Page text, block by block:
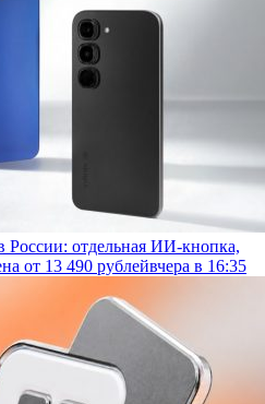
отдельная ИИ-кнопка,
от 13 490 рублейвчера в 16:35